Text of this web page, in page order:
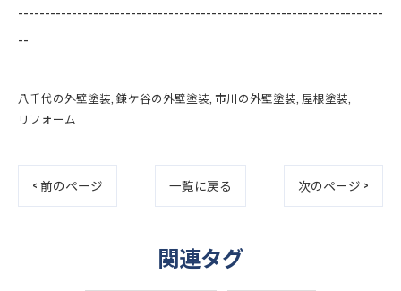
--------------------------------------------------------------------
--
八千代の外壁塗装 鎌ケ谷の外壁塗装 市川の外壁塗装 屋根塗装
リフォーム
< 前のページ 一覧に戻る 次のページ >
関連タグ